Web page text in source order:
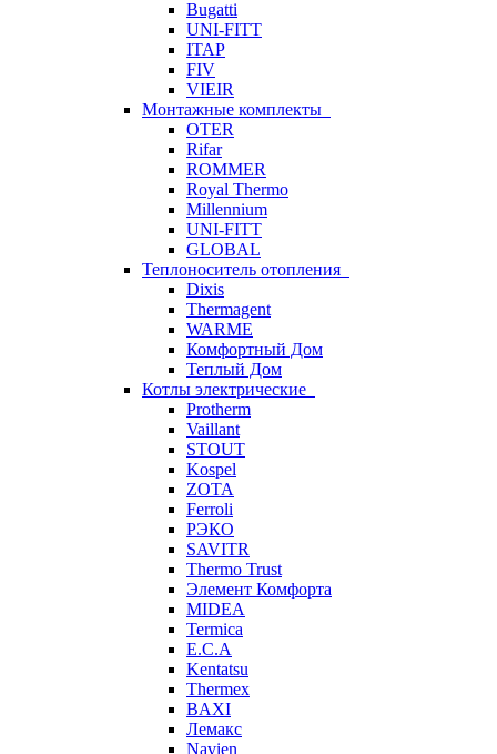
Bugatti
UNI-FITT
ITAP
FIV
VIEIR
Монтажные комплекты
OTER
Rifar
ROMMER
Royal Thermo
Millennium
UNI-FITT
GLOBAL
Теплоноситель отопления
Dixis
Thermagent
WARME
Комфортный Дом
Теплый Дом
Котлы электрические
Protherm
Vaillant
STOUT
Kospel
ZOTA
Ferroli
РЭКО
SAVITR
Thermo Trust
Элемент Комфорта
MIDEA
Termica
E.C.A
Kentatsu
Thermex
BAXI
Лемакс
Navien